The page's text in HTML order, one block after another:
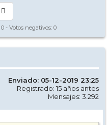
0 - Votos negativos: 0
Enviado: 05-12-2019 23:25
Registrado: 15 años antes
Mensajes: 3.292